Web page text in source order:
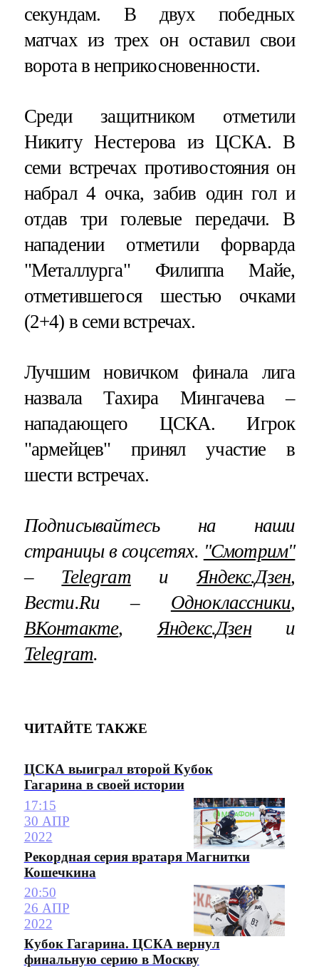
секундам. В двух победных
матчах из трех он оставил свои
ворота в неприкосновенности.
Среди защитником отметили
Никиту Нестерова из ЦСКА. В
семи встречах противостояния он
набрал 4 очка, забив один гол и
отдав три голевые передачи. В
нападении отметили форварда
"Металлурга" Филиппа Майе,
отметившегося шестью очками
(2+4) в семи встречах.
Лучшим новичком финала лига
назвала Тахира Мингачева –
нападающего ЦСКА. Игрок
"армейцев" принял участие в
шести встречах.
Подписывайтесь на наши
страницы в соцсетях. "Смотрим"
– TelegramиЯндекс.Дзен,
Вести.Ru – Одноклассники,
ВКонтакте,Яндекс.Дзени
Telegram.
ЧИТАЙТЕ ТАКЖЕ
ЦСКА выиграл второй Кубок
Гагарина в своей истории
17:15
30 АПР
2022
Рекордная серия вратаря Магнитки
Кошечкина
20:50
26 АПР
2022
Кубок Гагарина. ЦСКА вернул
финальную серию в Москву